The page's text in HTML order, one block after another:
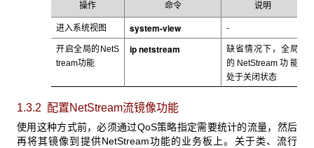
操作 命令 说明
进入系统视图 system-view -
开启全局的NetS
tream功能
ip netstream
缺省情况下，全局
的NetStream 功能
处于关闭状态
1.3.2 配置NetStream流镜像功能
使用这种方式前，必须通过QoS策略指定需要统计的流量，然后
再将其镜像到提供NetStream功能的业务板上。关于类、流行